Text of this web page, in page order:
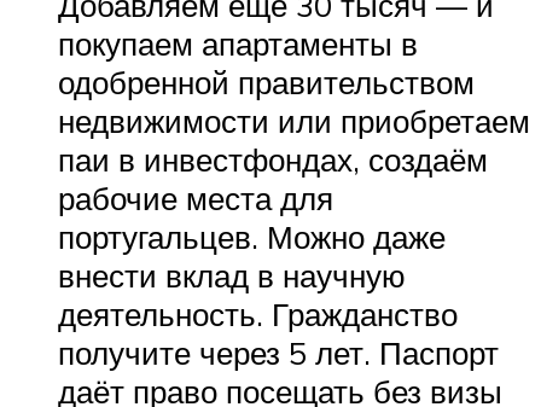
покупаем апартаменты в
одобренной правительством
недвижимости или приобретаем
паи в инвестфондах, создаём
рабочие места для
португальцев. Можно даже
внести вклад в научную
деятельность. Гражданство
получите через 5 лет. Паспорт
даёт право посещать без визы